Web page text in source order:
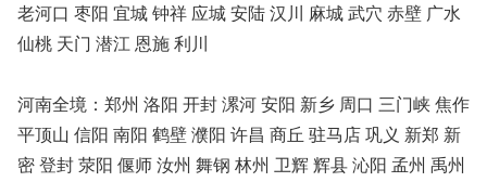
老河口 枣阳 宜城 钟祥 应城 安陆 汉川 麻城 武穴 赤壁 广水
仙桃 天门 潜江 恩施 利川
河南全境：郑州 洛阳 开封 漯河 安阳 新乡 周口 三门峡 焦作
平顶山 信阳 南阳 鹤壁 濮阳 许昌 商丘 驻马店 巩义 新郑 新
密 登封 荥阳 偃师 汝州 舞钢 林州 卫辉 辉县 沁阳 孟州 禹州